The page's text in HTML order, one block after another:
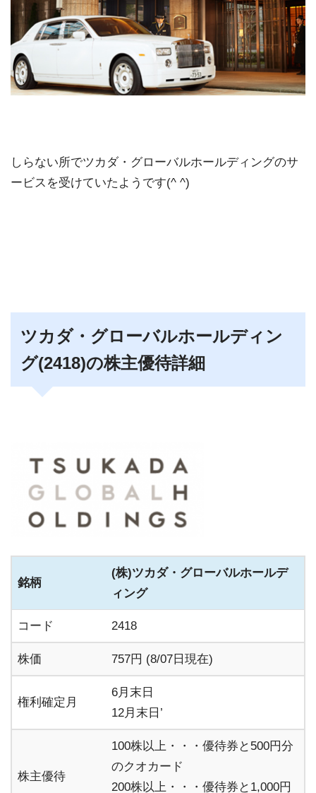
しらない所でツカダ・グローバルホールディングのサ
ービスを受けていたようです(^ ^)
ツカダ・グローバルホールディン
グ(2418)の株主優待詳細
銘柄
(株)ツカダ・グローバルホールデ
ィング
コード 2418
株価 757円 (8/07日現在)
権利確定月
6月末日
12月末日’
株主優待
100株以上・・・優待券と500円分
のクオカード
200株以上・・・優待券と1,000円